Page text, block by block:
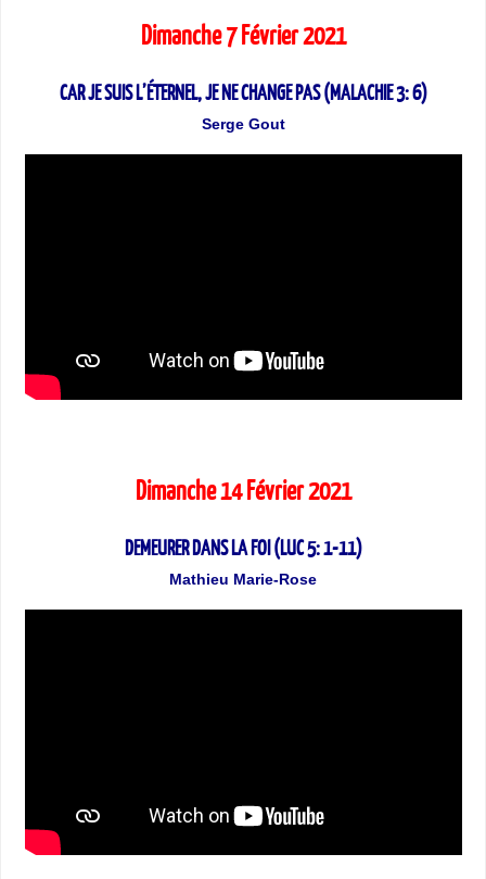
Dimanche 7 Février 2021
CAR JE SUIS L’ÉTERNEL, JE NE CHANGE PAS (MALACHIE 3: 6)
Serge Gout
Dimanche 14 Février 2021
DEMEURER DANS LA FOI (LUC 5: 1-11)
Mathieu Marie-Rose